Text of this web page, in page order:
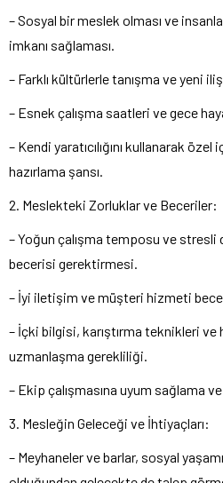
– Sosyal bir meslek olması ve
imkanı sağlaması.
– Farklı kültürlerle tanışma ve yeni
– Esnek çalışma saatleri ve gece
– Kendi yaratıcılığını kullanarak
hazırlama şansı.
2. Meslekteki Zorluklar ve Beceriler:
– Yoğun çalışma temposu ve stresli
becerisi gerektirmesi.
– İyi iletişim ve müşteri hizmeti
– İçki bilgisi, karıştırma teknikleri ve
uzmanlaşma gerekliliği.
– Ekip çalışmasına uyum sağlama
3. Mesleğin Geleceği ve İhtiyaçları:
– Meyhaneler ve barlar, sosyal